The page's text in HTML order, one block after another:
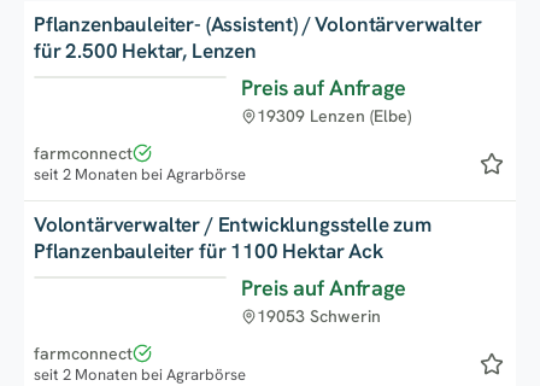
Pflanzenbauleiter- (Assistent) / Volontärverwalter
für 2.500 Hektar, Lenzen
Preis auf Anfrage
19309 Lenzen (Elbe)
farmconnect
seit 2 Monaten bei Agrarbörse
Volontärverwalter / Entwicklungsstelle zum
Pflanzenbauleiter für 1100 Hektar Ack
Preis auf Anfrage
19053 Schwerin
farmconnect
seit 2 Monaten bei Agrarbörse